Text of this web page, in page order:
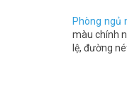
Phòng ngủ
màu chính
lệ, đường